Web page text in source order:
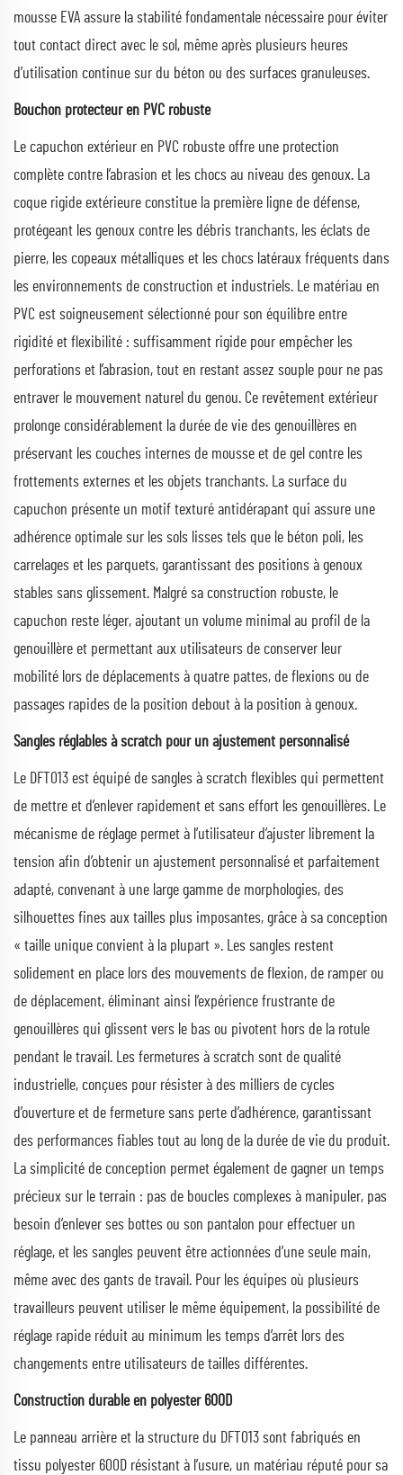
mousse EVA assure la stabilité fondamentale nécessaire pour éviter
tout contact direct avec le sol, même après plusieurs heures
d’utilisation continue sur du béton ou des surfaces granuleuses.
Bouchon protecteur en PVC robuste
Le capuchon extérieur en PVC robuste offre une protection
complète contre l’abrasion et les chocs au niveau des genoux. La
coque rigide extérieure constitue la première ligne de défense,
protégeant les genoux contre les débris tranchants, les éclats de
pierre, les copeaux métalliques et les chocs latéraux fréquents dans
les environnements de construction et industriels. Le matériau en
PVC est soigneusement sélectionné pour son équilibre entre
rigidité et flexibilité : suffisamment rigide pour empêcher les
perforations et l’abrasion, tout en restant assez souple pour ne pas
entraver le mouvement naturel du genou. Ce revêtement extérieur
prolonge considérablement la durée de vie des genouillères en
préservant les couches internes de mousse et de gel contre les
frottements externes et les objets tranchants. La surface du
capuchon présente un motif texturé antidérapant qui assure une
adhérence optimale sur les sols lisses tels que le béton poli, les
carrelages et les parquets, garantissant des positions à genoux
stables sans glissement. Malgré sa construction robuste, le
capuchon reste léger, ajoutant un volume minimal au profil de la
genouillère et permettant aux utilisateurs de conserver leur
mobilité lors de déplacements à quatre pattes, de flexions ou de
passages rapides de la position debout à la position à genoux.
Sangles réglables à scratch pour un ajustement personnalisé
Le DFT013 est équipé de sangles à scratch flexibles qui permettent
de mettre et d’enlever rapidement et sans effort les genouillères. Le
mécanisme de réglage permet à l’utilisateur d’ajuster librement la
tension afin d’obtenir un ajustement personnalisé et parfaitement
adapté, convenant à une large gamme de morphologies, des
silhouettes fines aux tailles plus imposantes, grâce à sa conception
« taille unique convient à la plupart ». Les sangles restent
solidement en place lors des mouvements de flexion, de ramper ou
de déplacement, éliminant ainsi l’expérience frustrante de
genouillères qui glissent vers le bas ou pivotent hors de la rotule
pendant le travail. Les fermetures à scratch sont de qualité
industrielle, conçues pour résister à des milliers de cycles
d’ouverture et de fermeture sans perte d’adhérence, garantissant
des performances fiables tout au long de la durée de vie du produit.
La simplicité de conception permet également de gagner un temps
précieux sur le terrain : pas de boucles complexes à manipuler, pas
besoin d’enlever ses bottes ou son pantalon pour effectuer un
réglage, et les sangles peuvent être actionnées d’une seule main,
même avec des gants de travail. Pour les équipes où plusieurs
travailleurs peuvent utiliser le même équipement, la possibilité de
réglage rapide réduit au minimum les temps d’arrêt lors des
changements entre utilisateurs de tailles différentes.
Construction durable en polyester 600D
Le panneau arrière et la structure du DFT013 sont fabriqués en
tissu polyester 600D résistant à l’usure, un matériau réputé pour sa